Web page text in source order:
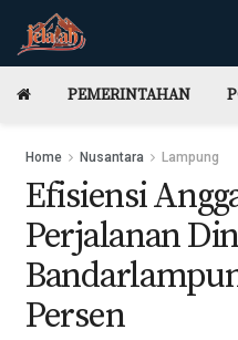
PEMERINTAHAN
Home Nusantara Lampung
Efisiensi
Perjalanan
Persen